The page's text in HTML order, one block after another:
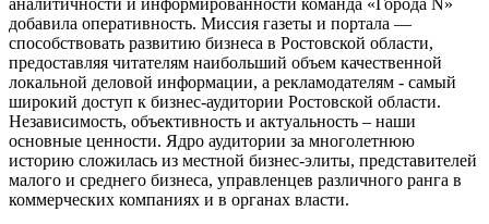
добавила оперативность. Миссия газеты и портала —
способствовать развитию бизнеса в Ростовской области,
предоставляя читателям наибольший объем качественной
локальной деловой информации, а рекламодателям - самый
широкий доступ к бизнес-аудитории Ростовской области.
Независимость, объективность и актуальность – наши
основные ценности. Ядро аудитории за многолетнюю
историю сложилась из местной бизнес-элиты, представителей
малого и среднего бизнеса, управленцев различного ранга в
коммерческих компаниях и в органах власти.